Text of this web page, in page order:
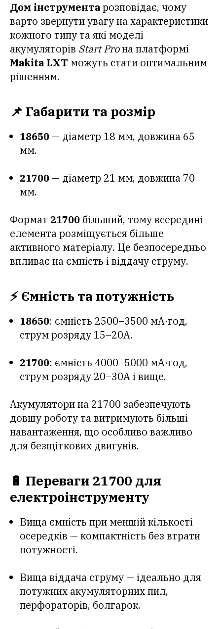
Дом інструментарозповідає, чому
варто звернути увагу на характеристики
кожного типу та які моделі
акумуляторів Start Proна платформі
Makita LXT можуть стати оптимальним
рішенням.
📌 Габарити та розмір
18650 — діаметр 18 мм, довжина 65
мм.
21700 — діаметр 21 мм, довжина 70
мм.
Формат 21700 більший, тому всередині
елемента розміщується більше
активного матеріалу. Це безпосередньо
впливає на ємність і віддачу струму.
⚡ Ємність та потужність
18650: ємність 2500–3500 мА·год,
струм розряду 15–20А.
21700: ємність 4000–5000 мА·год,
струм розряду 20–30А і вище.
Акумулятори на 21700 забезпечують
довшу роботу та витримують більші
навантаження, що особливо важливо
для безщіткових двигунів.
🔋 Переваги 21700 для
електроінструменту
Вища ємність при меншій кількості
осередків — компактність без втрати
потужності.
Вища віддача струму — ідеально для
потужних акумуляторних пил,
перфораторів, болгарок.